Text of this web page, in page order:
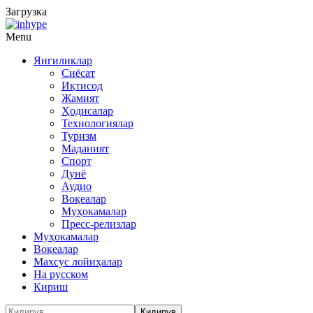
Загрузка
Menu
Янгиликлар
Сиёсат
Иқтисод
Жамият
Ҳодисалар
Технологиялар
Туризм
Маданият
Спорт
Дунё
Аудио
Воқеалар
Муҳокамалар
Пресс-релизлар
Муҳокамалар
Воқеалар
Махсус лойиҳалар
На русском
Кириш